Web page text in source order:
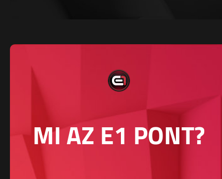
MI AZ E1 PONT?